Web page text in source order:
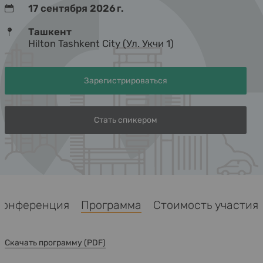
17 сентября 2026 г.
Ташкент
Hilton Tashkent City (Ул. Укчи 1)
Зарегистрироваться
Стать спикером
Программа Стоимость участия
Скачать программу (PDF)